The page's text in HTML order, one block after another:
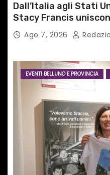
Dall’Italia agli Stati
Stacy Francis
tecnologia in un
internazionale”
Ago 7, 2026
EVENTI BELLUNO E PROVINCIA